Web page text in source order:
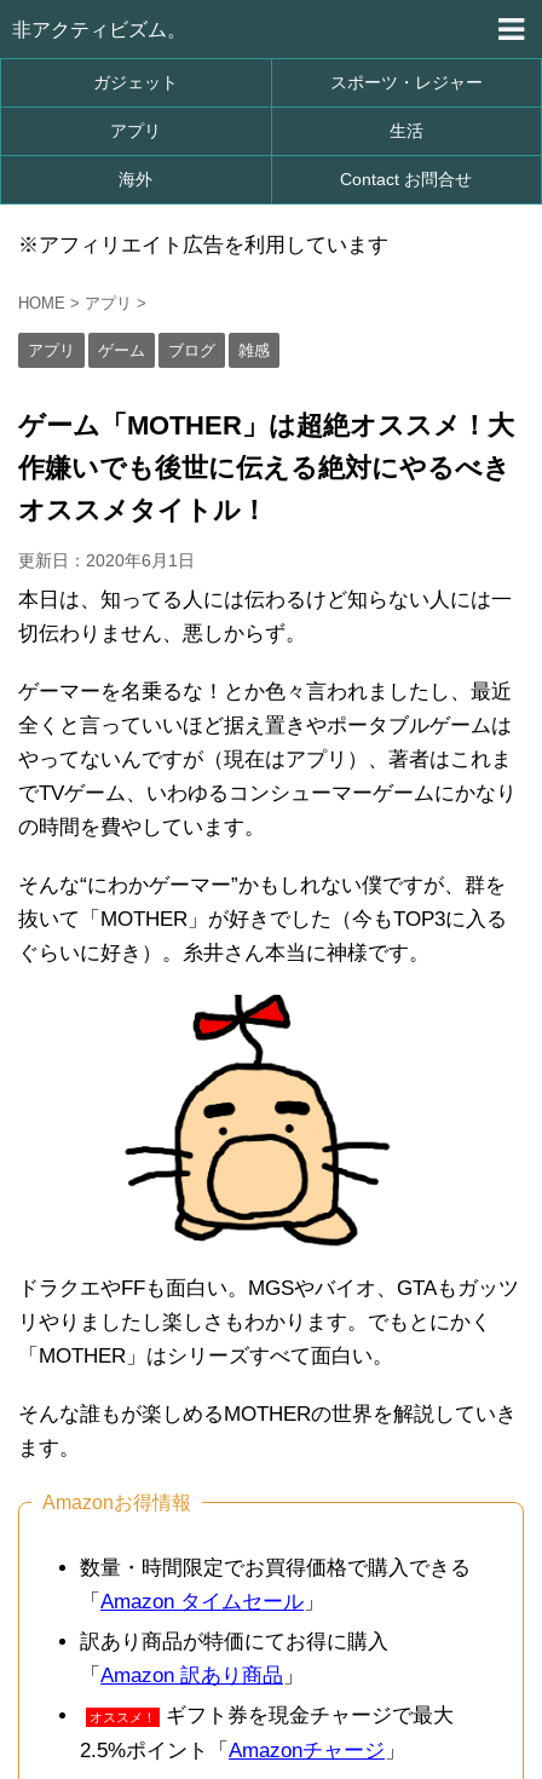
非アクティビズム。
ガジェット スポーツ・レジャー
アプリ 生活
海外 Contact お問合せ
※アフィリエイト広告を利用しています
HOME > アプリ >
アプリ ゲーム ブログ 雑感
ゲーム「MOTHER」は超絶オススメ！大
作嫌いでも後世に伝える絶対にやるべき
オススメタイトル！
更新日： 2020年6月1日
本日は、知ってる人には伝わるけど知らない人には一
切伝わりません、悪しからず。
ゲーマーを名乗るな！とか色々言われましたし、最近
全くと言っていいほど据え置きやポータブルゲームは
やってないんですが（現在はアプリ）、著者はこれま
でTVゲーム、いわゆるコンシューマーゲームにかなり
の時間を費やしています。
そんな“にわかゲーマー”かもしれない僕ですが、群を
抜いて「MOTHER」が好きでした（今もTOP3に入る
ぐらいに好き）。糸井さん本当に神様です。
ドラクエやFFも面白い。MGSやバイオ、GTAもガッツ
リやりましたし楽しさもわかります。でもとにかく
「MOTHER」はシリーズすべて面白い。
そんな誰もが楽しめるMOTHERの世界を解説していき
ます。
Amazonお得情報
数量・時間限定でお買得価格で購入できる
「 Amazon タイムセール 」
訳あり商品が特価にてお得に購入
「 Amazon 訳あり商品 」
オススメ！
ギフト券を現金チャージで最大
2.5%ポイント「 Amazonチャージ 」